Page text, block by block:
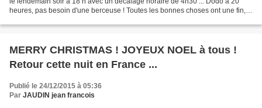
heures, pas besoin d'une berceuse ! Toutes les bonnes choses ont une fin,
MERRY CHRISTMAS ! JOYEUX NOEL à tous !
Retour cette nuit en France ...
Publié le 24/12/2015 à 05:36
Par JAUDIN jean francois